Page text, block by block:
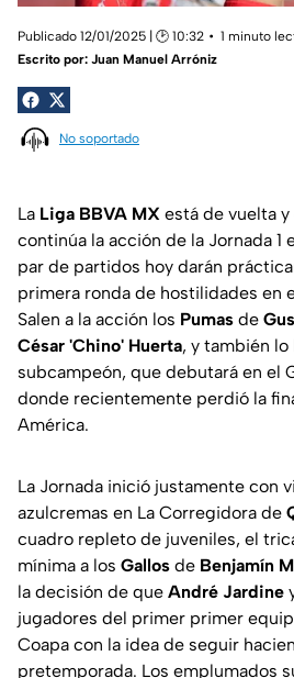
Publicado 12/01/2025 | 🕑 10:32
1 minuto
Escrito por: Juan Manuel Arróniz
No soportado
La Liga BBVA MX está de vuelta
continúa la acción de la Jornada 1
par de partidos hoy darán
primera ronda de hostilidades en
Salen a la acción los Pumas de
César 'Chino' Huerta, y también
subcampeón, que debutará en el
donde recientemente perdió la
América.
La Jornada inició justamente con
azulcremas en La Corregidora de
cuadro repleto de juveniles, el
mínima a los Gallos de Benjamín
la decisión de que André Jardine
jugadores del primer primer
Coapa con la idea de seguir
pretemporada. Los emplumados